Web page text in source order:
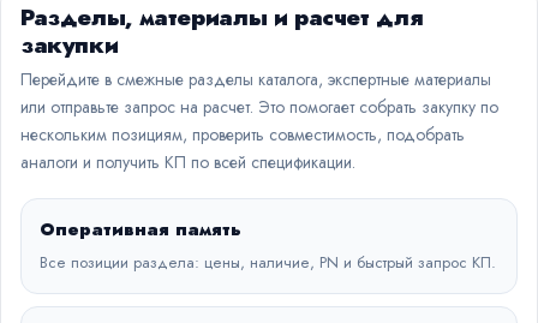
Разделы, материалы и расчет для
закупки
Перейдите в смежные разделы каталога, экспертные материалы
или отправьте запрос на расчет. Это помогает собрать закупку по
нескольким позициям, проверить совместимость, подобрать
аналоги и получить КП по всей спецификации.
Оперативная память
Все позиции раздела: цены, наличие, PN и быстрый запрос КП.